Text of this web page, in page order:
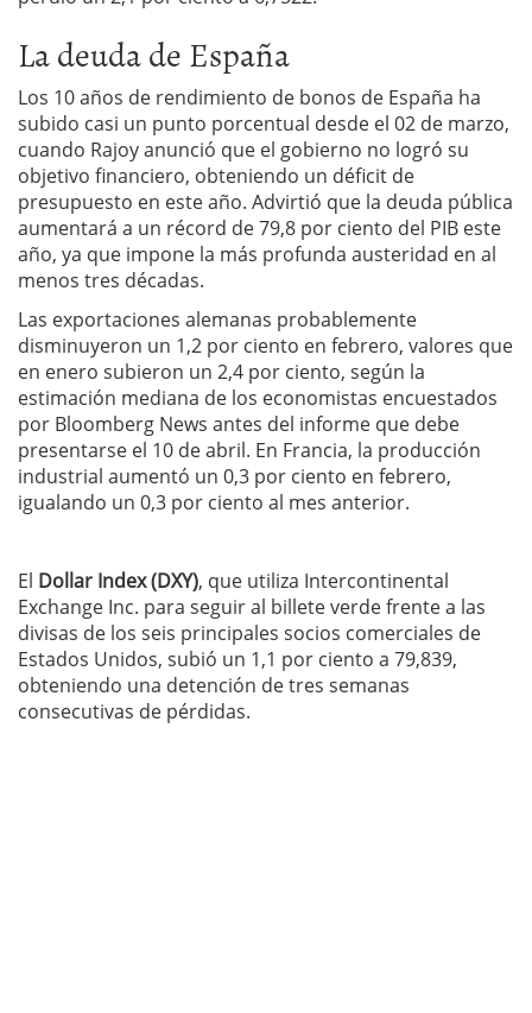
La deuda de España
Los 10 años de rendimiento de bonos de España ha
subido casi un punto porcentual desde el 02 de marzo,
cuando Rajoy anunció que el gobierno no logró su
objetivo financiero, obteniendo un déficit de
presupuesto en este año. Advirtió que la deuda pública
aumentará a un récord de 79,8 por ciento del PIB este
año, ya que impone la más profunda austeridad en al
menos tres décadas.
Las exportaciones alemanas probablemente
disminuyeron un 1,2 por ciento en febrero, valores que
en enero subieron un 2,4 por ciento, según la
estimación mediana de los economistas encuestados
por Bloomberg News antes del informe que debe
presentarse el 10 de abril. En Francia, la producción
industrial aumentó un 0,3 por ciento en febrero,
igualando un 0,3 por ciento al mes anterior.
El Dollar Index (DXY), que utiliza Intercontinental
Exchange Inc. para seguir al billete verde frente a las
divisas de los seis principales socios comerciales de
Estados Unidos, subió un 1,1 por ciento a 79,839,
obteniendo una detención de tres semanas
consecutivas de pérdidas.